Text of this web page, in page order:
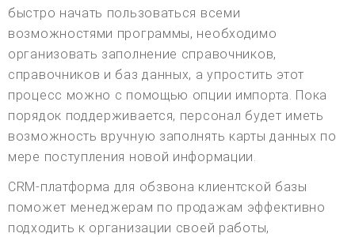
быстро начать пользоваться всеми
возможностями программы, необходимо
организовать заполнение справочников,
справочников и баз данных, а упростить этот
процесс можно с помощью опции импорта. Пока
порядок поддерживается, персонал будет иметь
возможность вручную заполнять карты данных по
мере поступления новой информации.
CRM-платформа для обзвона клиентской базы
поможет менеджерам по продажам эффективно
подходить к организации своей работы,